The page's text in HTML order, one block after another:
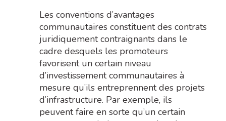
Les conventions d’avantages
communautaires constituent des contrats
juridiquement contraignants dans le
cadre desquels les promoteurs
favorisent un certain niveau
d’investissement communautaires à
mesure qu’ils entreprennent des projets
d’infrastructure. Par exemple, ils
peuvent faire en sorte qu’un certain